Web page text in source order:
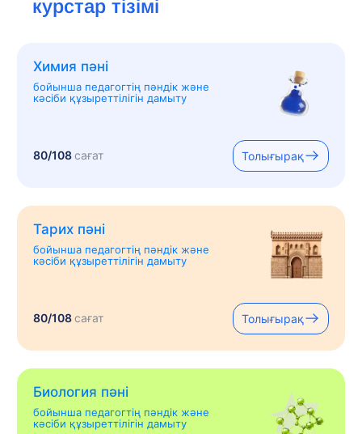
курстар тізімі
Химия пәні
бойынша педагогтің пәндік және
кәсіби құзыреттілігін дамыту
80/108сағат Толығырақ
Тарих пәні
бойынша педагогтің пәндік және
кәсіби құзыреттілігін дамыту
80/108сағат Толығырақ
Биология пәні
бойынша педагогтің пәндік және
кәсіби құзыреттілігін дамыту